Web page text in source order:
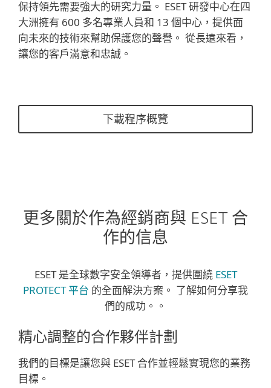
保持領先需要強大的研究力量。 ESET 研發中心在四
大洲擁有 600 多名專業人員和 13 個中心，提供面
向未來的技術來幫助保護您的聲譽。 從長遠來看，
讓您的客戶滿意和忠誠。
下載程序概覽
更多關於作為經銷商與 ESET 合
作的信息
ESET 是全球數字安全領導者，提供圍繞 ESET
PROTECT 平台 的全面解決方案。 了解如何分享我
們的成功。。
精心調整的合作夥伴計劃
我們的目標是讓您與 ESET 合作並輕鬆實現您的業務
目標。